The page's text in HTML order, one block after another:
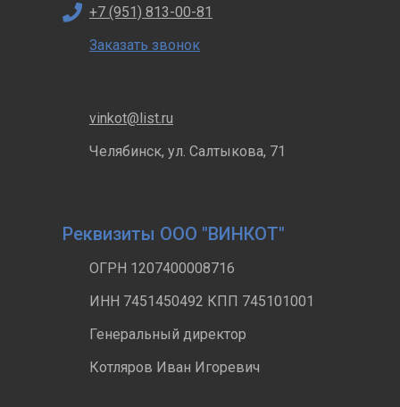
+7 (951) 813-00-81
Заказать звонок
vinkot@list.ru
Челябинск, ул. Салтыкова, 71
Реквизиты ООО "ВИНКОТ"
ОГРН 1207400008716
ИНН 7451450492 КПП 745101001
Генеральный директор
Котляров Иван Игоревич